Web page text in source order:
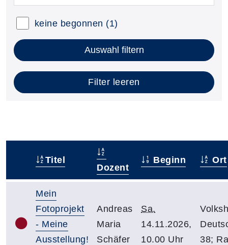
keine begonnen (1)
Auswahl filtern
Filter leeren
Titel
Dozent
Beginn Ort
Mein
Fotoprojekt
- Meine
Ausstellung!
Andreas
Maria
Schäfer
Sa.
14.11.2026,
10.00 Uhr
38;